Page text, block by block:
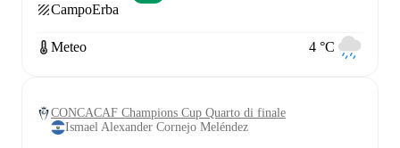
CampoErba
Meteo 4 °C
CONCACAF Champions Cup Quarto di finale
Ismael Alexander Cornejo Meléndez